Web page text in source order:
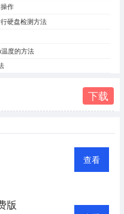
作
硬盘检测方法
度的方法
下载
查看
版